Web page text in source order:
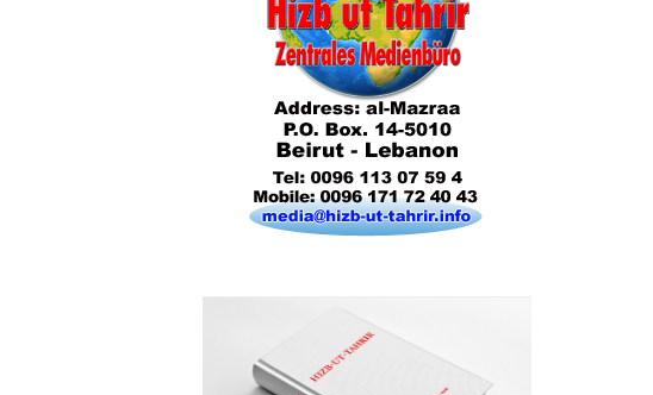
Konzeptionen von Hizb-ut-Tahrir